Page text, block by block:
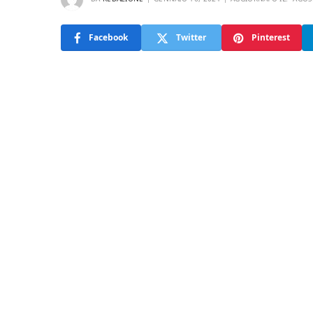
Facebook Twitter Pinterest